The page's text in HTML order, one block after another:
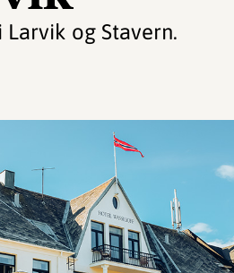
og Stavern.